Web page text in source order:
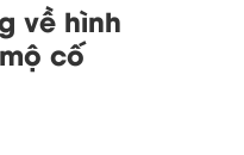
về hình
cố